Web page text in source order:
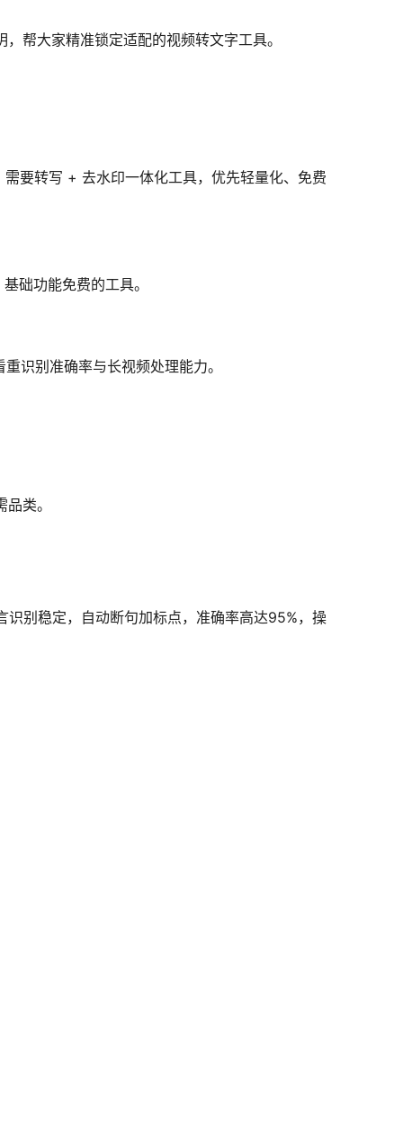
帮大家精准锁定适配的视频转文字工具。
要转写 + 去水印一体化工具，优先轻量化、免费
础功能免费的工具。
识别准确率与长视频处理能力。
类。
别稳定，自动断句加标点，准确率高达95%，操